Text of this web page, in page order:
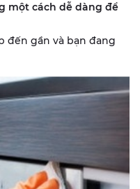
một cách dễ dàng để
đến gần và bạn đang